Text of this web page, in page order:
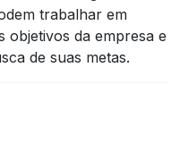
trabalhar em
objetivos da empresa e
de suas metas.